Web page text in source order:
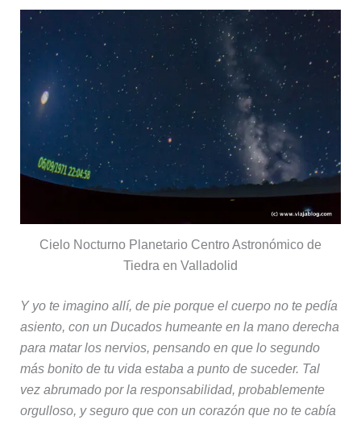
Cielo Nocturno Planetario Centro Astronómico de
Tiedra en Valladolid
Y yo te imagino allí, de pie porque el cuerpo no te pedía
asiento, con un Ducados humeante en la mano derecha
para matar los nervios, pensando en que lo segundo
más bonito de tu vida estaba a punto de suceder. Tal
vez abrumado por la responsabilidad, probablemente
orgulloso, y seguro que con un corazón que no te cabía